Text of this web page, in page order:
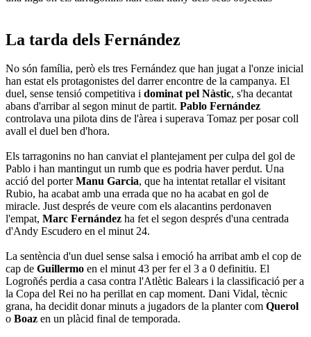
La tarda dels Fernández
No són família, però els tres Fernández que han jugat a l'onze inicial
han estat els protagonistes del darrer encontre de la campanya. El
duel, sense tensió competitiva i dominat pel Nàstic, s'ha decantat
abans d'arribar al segon minut de partit. Pablo Fernández
controlava una pilota dins de l'àrea i superava Tomaz per posar coll
avall el duel ben d'hora.
Els tarragonins no han canviat el plantejament per culpa del gol de
Pablo i han mantingut un rumb que es podria haver perdut. Una
acció del porterManu Garcia, que ha intentat retallar el visitant
Rubio, ha acabat amb una errada que no ha acabat en gol de
miracle. Just després de veure com els alacantins perdonaven
l'empat, Marc Fernández ha fet el segon després d'una centrada
d'Andy Escudero en el minut 24.
La sentència d'un duel sense salsa i emoció ha arribat amb el cop de
cap de Guillermo en el minut 43 per fer el 3 a 0 definitiu. El
Logroñés perdia a casa contra l'Atlètic Balears i la classificació per a
la Copa del Rei no ha perillat en cap moment. Dani Vidal, tècnic
grana, ha decidit donar minuts a jugadors de la planter com Querol
o Boaz en un plàcid final de temporada.